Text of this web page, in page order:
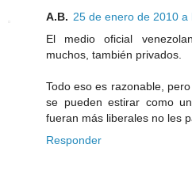
A.B. 25 de enero de 2010 a
El medio oficial
muchos, también privados.
Todo eso es razonable,
se pueden estirar como
fueran más liberales no les
Responder